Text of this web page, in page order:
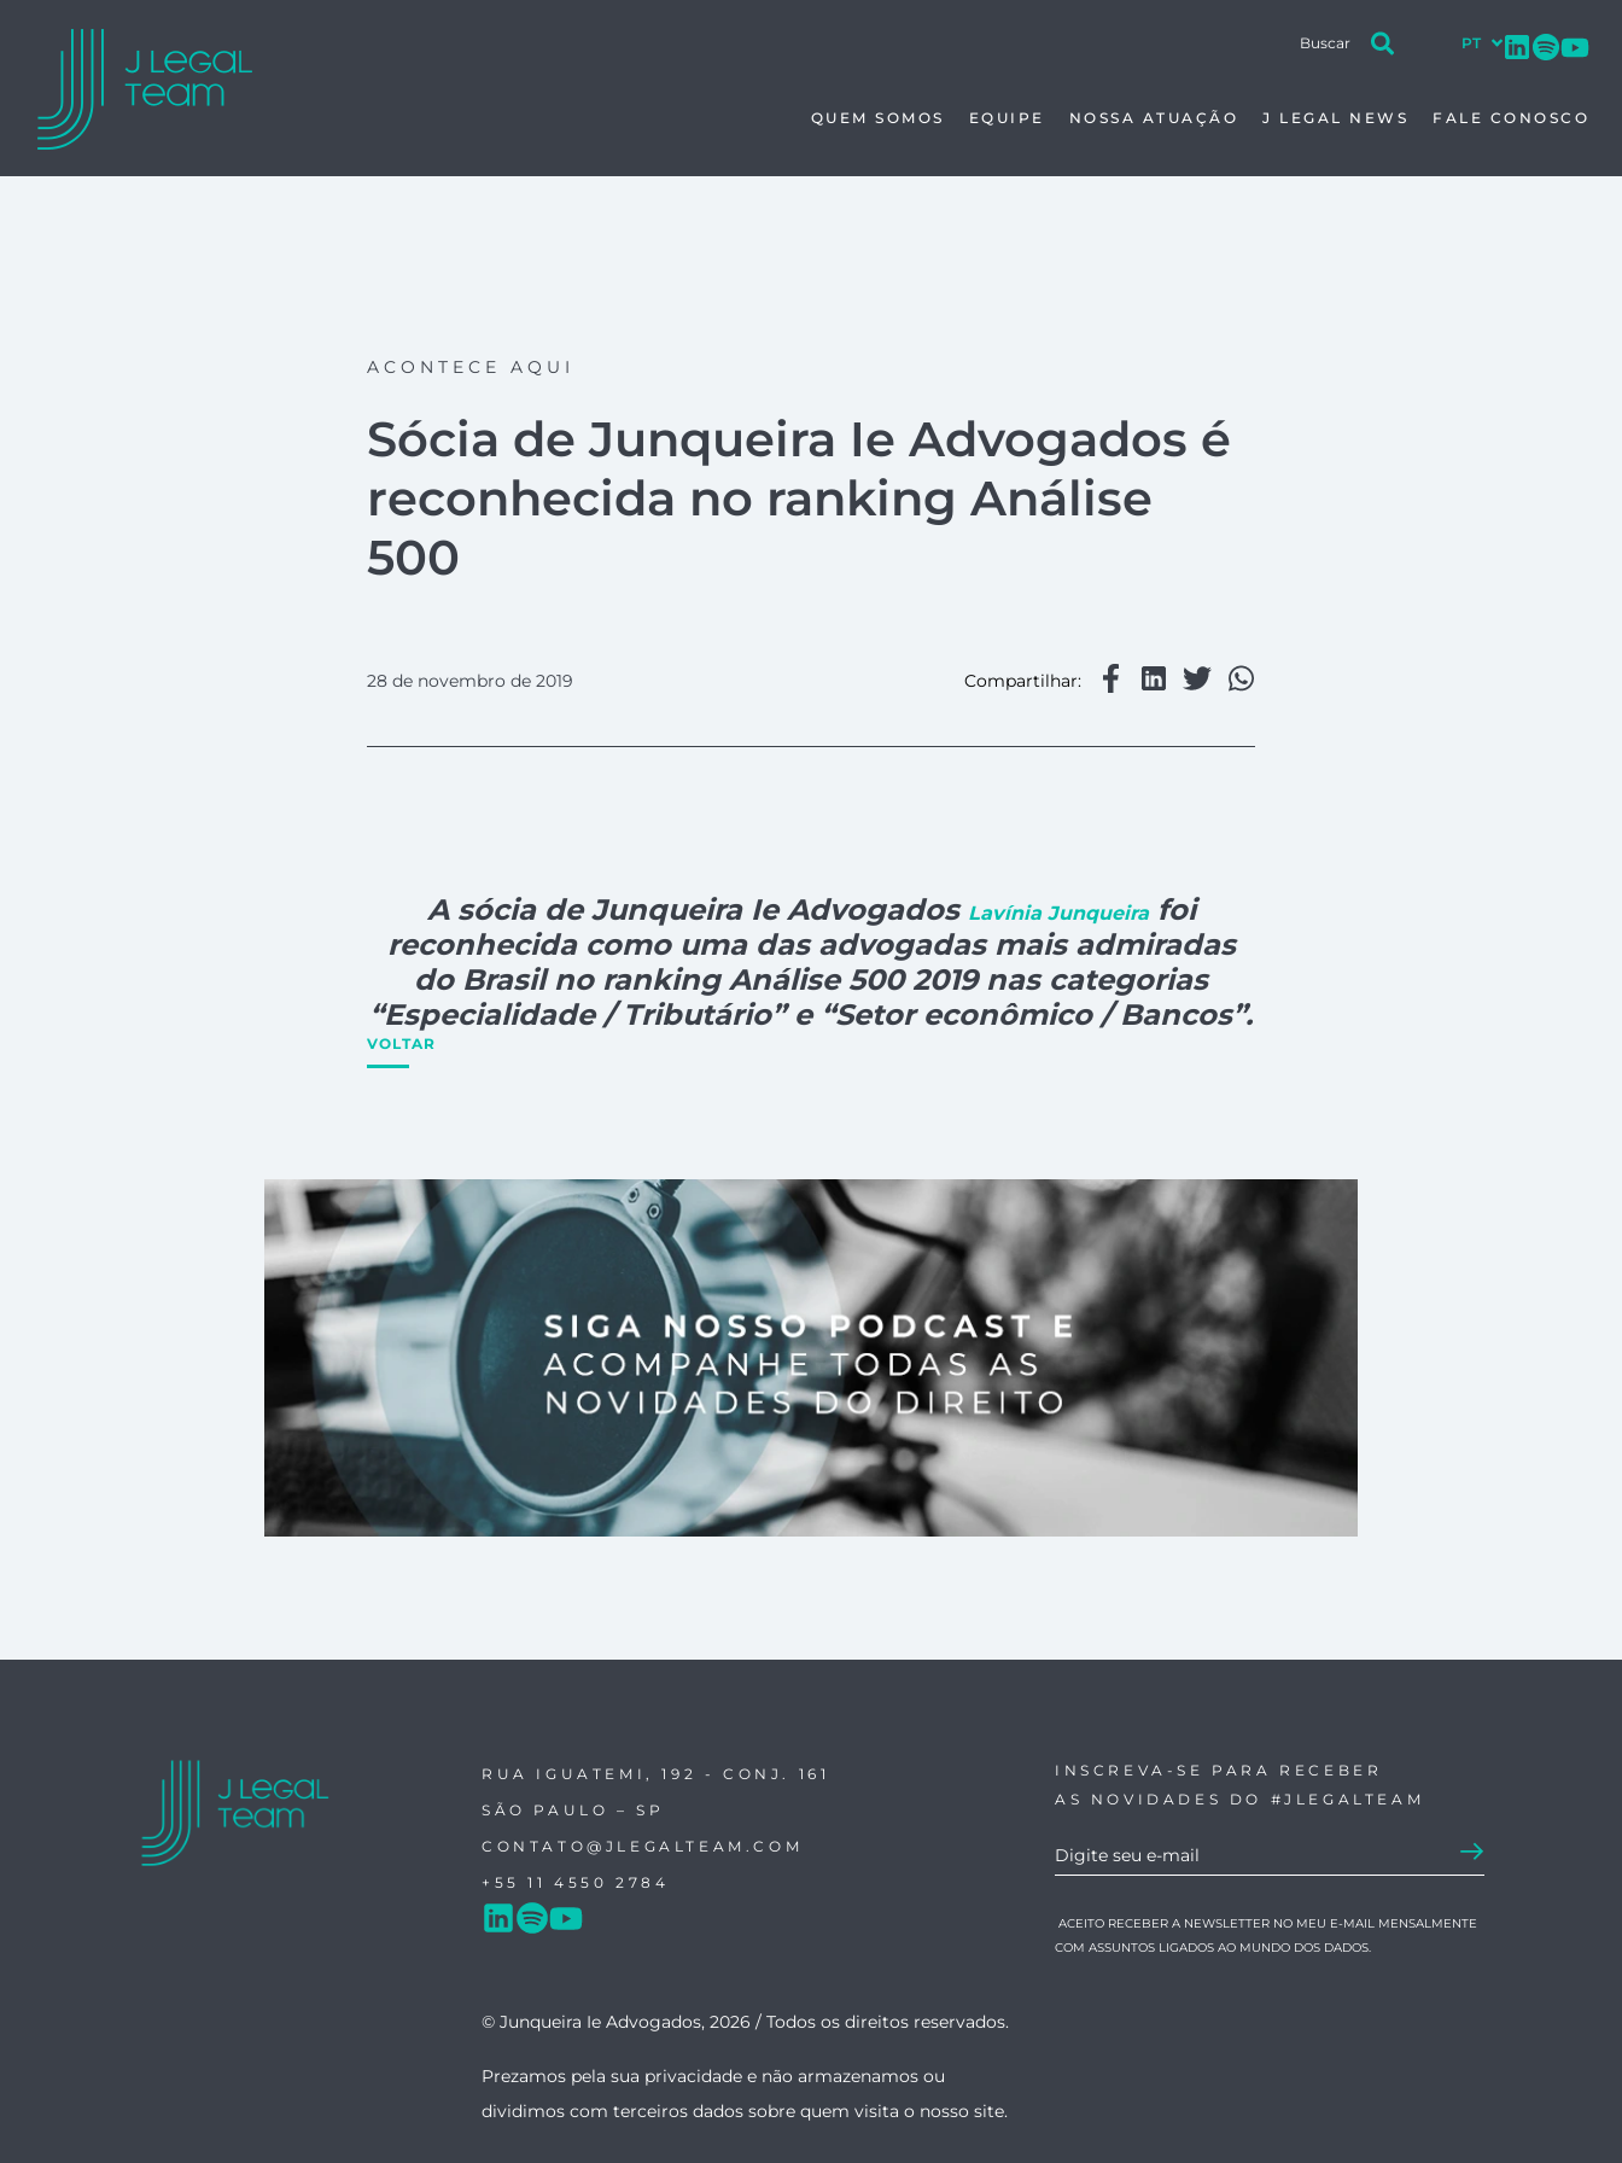
QUEM SOMOS EQUIPE NOSSA ATUAÇÃO J LEGAL NEWS FALE CONOSCO
ACONTECE AQUI
Sócia de Junqueira Ie Advogados é
reconhecida no ranking Análise
500
28 de novembro de 2019 Compartilhar:
A sócia de Junqueira Ie Advogados Lavínia Junqueirafoi
reconhecida como uma das advogadas mais admiradas
do Brasil no ranking Análise 500 2019 nas categorias
“Especialidade / Tributário” e “Setor econômico / Bancos”.
VOLTAR
RUA IGUATEMI, 192 - CONJ. 161
SÃO PAULO – SP
CONTATO@JLEGALTEAM.COM
+55 11 4550 2784
INSCREVA-SE PARA RECEBER
AS NOVIDADES DO #JLEGALTEAM
ACEITO RECEBER A NEWSLETTER NO MEU E-MAIL MENSALMENTE
COM ASSUNTOS LIGADOS AO MUNDO DOS DADOS.
© Junqueira Ie Advogados, 2026 / Todos os direitos reservados.
Prezamos pela sua privacidade e não armazenamos ou
dividimos com terceiros dados sobre quem visita o nosso site.